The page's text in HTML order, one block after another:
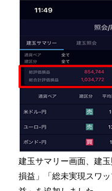
建玉サマリー画面、建
損益」「総未実現スワ